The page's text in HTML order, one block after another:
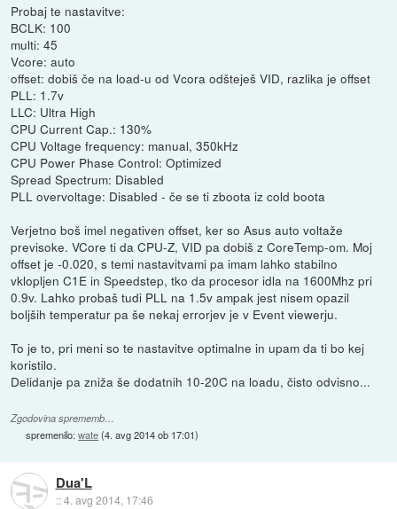
Probaj te nastavitve:
BCLK: 100
multi: 45
Vcore: auto
offset: dobiš če na load-u od Vcora odšteješ VID, razlika je offset
PLL: 1.7v
LLC: Ultra High
CPU Current Cap.: 130%
CPU Voltage frequency: manual, 350kHz
CPU Power Phase Control: Optimized
Spread Spectrum: Disabled
PLL overvoltage: Disabled - če se ti zboota iz cold boota
Verjetno boš imel negativen offset, ker so Asus auto voltaže
previsoke. VCore ti da CPU-Z, VID pa dobiš z CoreTemp-om. Moj
offset je -0.020, s temi nastavitvami pa imam lahko stabilno
vklopljen C1E in Speedstep, tko da procesor idla na 1600Mhz pri
0.9v. Lahko probaš tudi PLL na 1.5v ampak jest nisem opazil
boljših temperatur pa še nekaj errorjev je v Event viewerju.
To je to, pri meni so te nastavitve optimalne in upam da ti bo kej
koristilo.
Delidanje pa zniža še dodatnih 10-20C na loadu, čisto odvisno...
Zgodovina sprememb…
spremenilo:wate(4. avg 2014 ob 17:01)
Dua'L
::4. avg 2014, 17:46